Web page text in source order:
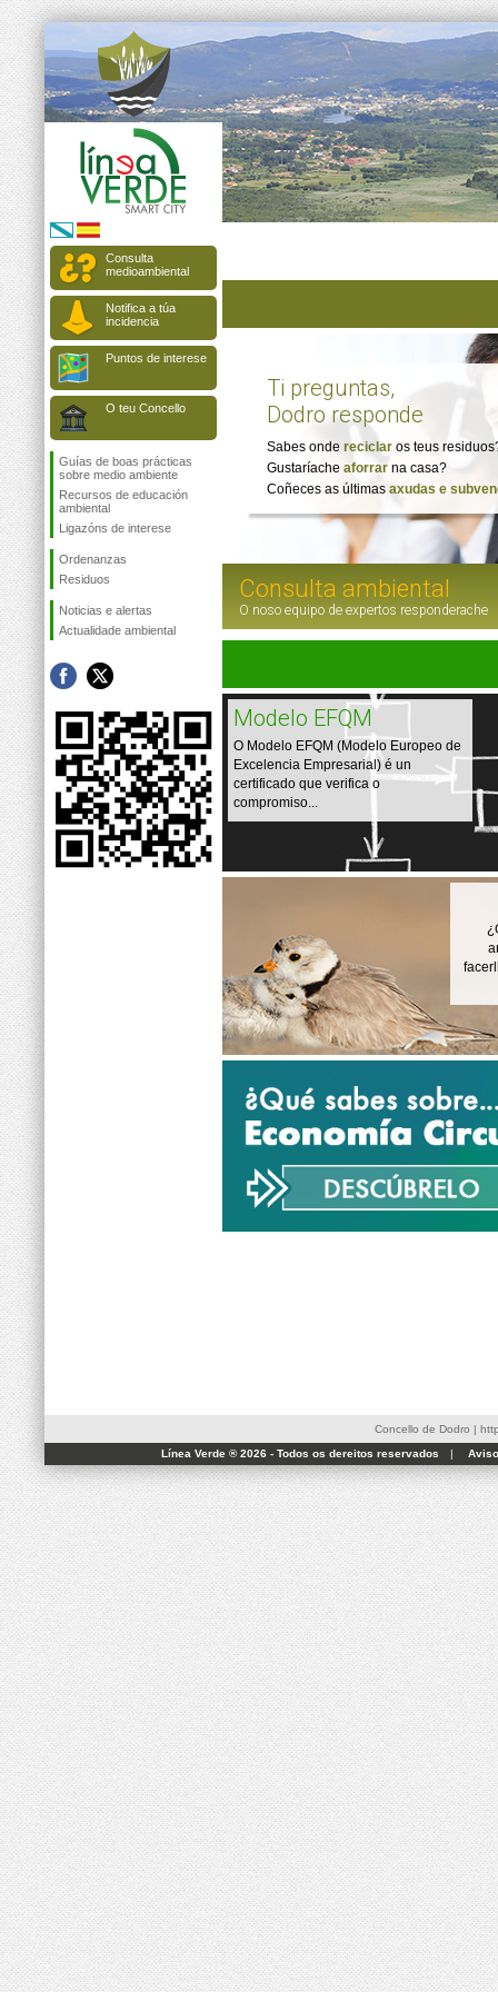
Consulta
medioambiental
Notifica a túa
incidencia
Puntos de interese
O teu Concello
Guías de boas prácticas
sobre medio ambiente
Recursos de educación
ambiental
Ligazóns de interese
Ordenanzas
Residuos
Noticias e alertas
Actualidade ambiental
Ti preguntas,
Dodro responde
Sabes onde reciclar os teus
Gustaríache aforrar na casa?
Coñeces as últimas axudas e
Consulta ambiental
O noso equipo de expertos responderache
Modelo EFQM
O Modelo EFQM (Modelo Europeo de
Excelencia Empresarial) é un
certificado que verifica o
compromiso...
Concello de Dodro |
Línea Verde ® 2026 - Todos os dereitos reservados
|